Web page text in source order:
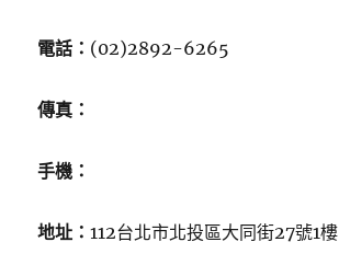
電話： (02)2892-6265
傳真：
手機：
地址：112台北市北投區大同街27號1樓